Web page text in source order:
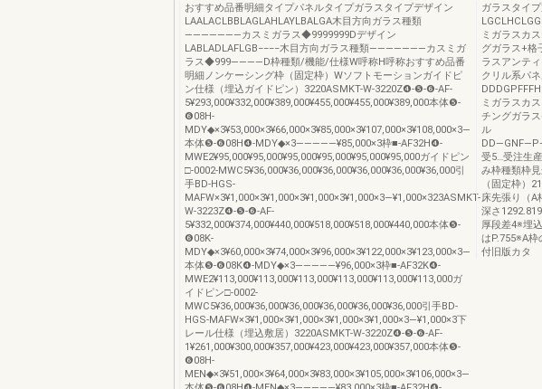
おすすめ品番明細タイプパネルタイプガラスタイプデザイン
LAALACLBBLAGLAHLAYLBALGA木目方向ガラス種類
―――――――カスミガラス◆9999999Dデザイン
LABLADLAFLGB−−−−木目方向ガラス種類―――――――カスミガ
ラス◆999――――D枠種類/機能/仕様W呼称H呼称おすすめ品番
明細ノンケーシング枠（固定枠）Wソフトモーションガイドピ
ン仕様（埋込ガイドピン）3220ASMKT-W-3220Z❹-❺-❻-AF-
5¥293,000¥332,000¥389,000¥455,000¥455,000¥389,000本体❺-
❻08H-
MDY◆×3¥53,000×3¥66,000×3¥85,000×3¥107,000×3¥108,000×3―
本体❺-❻08H❹-MDY◆×3―――――¥85,000×3枠■-AF32H❹-
MWE2¥95,000¥95,000¥95,000¥95,000¥95,000¥95,000ガイドピン
□-0002-MWC5¥36,000¥36,000¥36,000¥36,000¥36,000¥36,000引
手BD-HGS-
MAFW×3¥1,000×3¥1,000×3¥1,000×3¥1,000×3―¥1,000×323ASMKT-
W-3223Z❹-❺-❻-AF-
5¥332,000¥374,000¥440,000¥518,000¥518,000¥440,000本体❺-
❻08K-
MDY◆×3¥60,000×3¥74,000×3¥96,000×3¥122,000×3¥123,000×3―
本体❺-❻08K❹-MDY◆×3―――――¥96,000×3枠■-AF32K❹-
MWE2¥113,000¥113,000¥113,000¥113,000¥113,000¥113,000ガ
イドピン□-0002-
MWC5¥36,000¥36,000¥36,000¥36,000¥36,000¥36,000引手BD-
HGS-MAFW×3¥1,000×3¥1,000×3¥1,000×3¥1,000×3―¥1,000×3下
レール仕様（埋込敷居）3220ASMKT-W-3220Z❹-❺-❻-AF-
1¥261,000¥300,000¥357,000¥423,000¥423,000¥357,000本体❺-
❻08H-
MEN◆×3¥51,000×3¥64,000×3¥83,000×3¥105,000×3¥106,000×3―
ガラスタイ
ミガラスカ
グガラス+格
ラスアンテ
クリル系パ
ミガラスカ
チングガラ
ル
受5…受注生
み枠種類枠
（固定枠）
床先張り（A
深さ
厚段差4※埋
はP.755※A枠
付旧版カタ